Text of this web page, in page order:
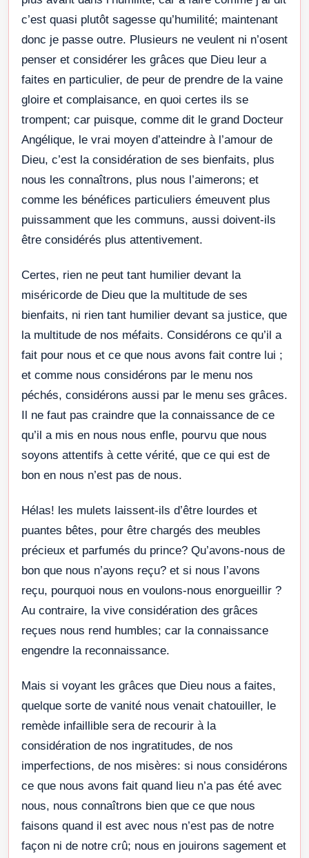
c’est quasi plutôt sagesse qu’humilité; maintenant
donc je passe outre. Plusieurs ne veulent ni n’osent
penser et considérer les grâces que Dieu leur a
faites en particulier, de peur de prendre de la vaine
gloire et complaisance, en quoi certes ils se
trompent; car puisque, comme dit le grand Docteur
Angélique, le vrai moyen d’atteindre à l’amour de
Dieu, c’est la considération de ses bienfaits, plus
nous les connaîtrons, plus nous l’aimerons; et
comme les bénéfices particuliers émeuvent plus
puissamment que les communs, aussi doivent-ils
être considérés plus attentivement.
Certes, rien ne peut tant humilier devant la
miséricorde de Dieu que la multitude de ses
bienfaits, ni rien tant humilier devant sa justice, que
la multitude de nos méfaits. Considérons ce qu’il a
fait pour nous et ce que nous avons fait contre lui ;
et comme nous considérons par le menu nos
péchés, considérons aussi par le menu ses grâces.
Il ne faut pas craindre que la connaissance de ce
qu’il a mis en nous nous enfle, pourvu que nous
soyons attentifs à cette vérité, que ce qui est de
bon en nous n’est pas de nous.
Hélas! les mulets laissent-ils d’être lourdes et
puantes bêtes, pour être chargés des meubles
précieux et parfumés du prince? Qu’avons-nous de
bon que nous n’ayons reçu? et si nous l’avons
reçu, pourquoi nous en voulons-nous enorgueillir ?
Au contraire, la vive considération des grâces
reçues nous rend humbles; car la connaissance
engendre la reconnaissance.
Mais si voyant les grâces que Dieu nous a faites,
quelque sorte de vanité nous venait chatouiller, le
remède infaillible sera de recourir à la
considération de nos ingratitudes, de nos
imperfections, de nos misères: si nous considérons
ce que nous avons fait quand lieu n’a pas été avec
nous, nous connaîtrons bien que ce que nous
faisons quand il est avec nous n’est pas de notre
façon ni de notre crû; nous en jouirons sagement et